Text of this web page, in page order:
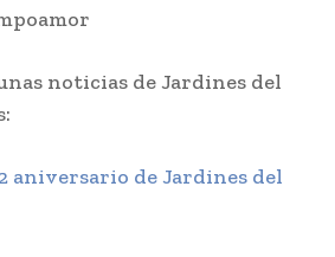
noticias de Jardines del
aniversario de Jardines del